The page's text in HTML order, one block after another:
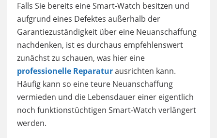
Falls Sie bereits eine Smart-Watch besitzen und
aufgrund eines Defektes außerhalb der
Garantiezuständigkeit über eine Neuanschaffung
nachdenken, ist es durchaus empfehlenswert
zunächst zu schauen, was hier eine
professionelle Reparaturausrichten kann.
Häufig kann so eine teure Neuanschaffung
vermieden und die Lebensdauer einer eigentlich
noch funktionstüchtigen Smart-Watch verlängert
werden.